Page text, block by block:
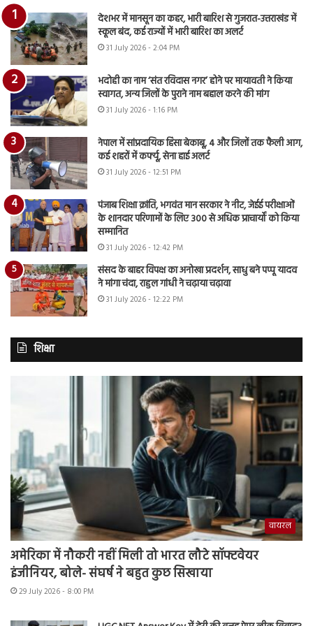
देशभर में मानसून का कहर, भारी बारिश से गुजरात-उत्तराखंड में
स्कूल बंद, कई राज्यों में भारी बारिश का अलर्ट
31 July 2026 - 2:04 PM
भदोही का नाम ‘संत रविदास नगर’ होने पर मायावती ने किया
स्वागत, अन्य जिलों के पुराने नाम बहाल करने की मांग
31 July 2026 - 1:16 PM
नेपाल में सांप्रदायिक हिंसा बेकाबू, 4 और जिलों तक फैली आग,
कई शहरों में कर्फ्यू, सेना हाई अलर्ट
31 July 2026 - 12:51 PM
पंजाब शिक्षा क्रांति, भगवंत मान सरकार ने नीट, जेईई परीक्षाओं
के शानदार परिणामों के लिए 300 से अधिक प्राचार्यों को किया
सम्मानित
31 July 2026 - 12:42 PM
संसद के बाहर विपक्ष का अनोखा प्रदर्शन, साधु बने पप्पू यादव
ने मांगा चंदा, राहुल गांधी ने चढ़ाया चढ़ावा
31 July 2026 - 12:22 PM
शिक्षा
वायरल
अमेरिका में नौकरी नहीं मिली तो भारत लौटे सॉफ्टवेयर
इंजीनियर, बोले- संघर्ष ने बहुत कुछ सिखाया
29 July 2026 - 8:00 PM